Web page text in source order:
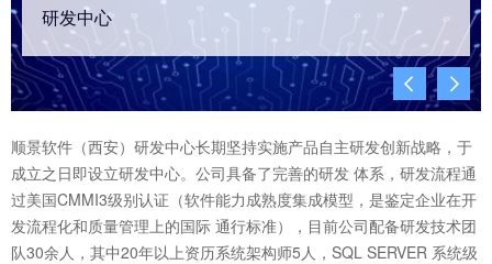
研发中心
 
顺景软件（西安）研发中心长期坚持实施产品自主研发创新战略，于
成立之日即设立研发中心。公司具备了完善的研发 体系，研发流程通
过美国CMMI3级别认证（软件能力成熟度集成模型，是鉴定企业在开
发流程化和质量管理上的国际 通行标准），目前公司配备研发技术团
队30余人，其中20年以上资历系统架构师5人，SQL SERVER 系统级